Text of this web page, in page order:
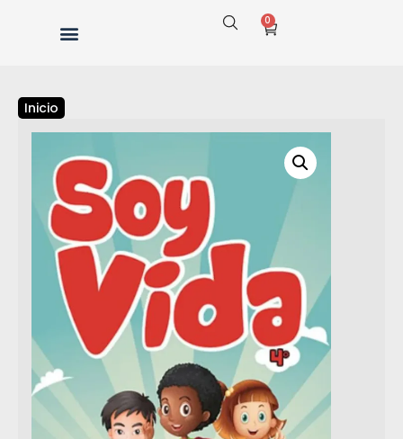
0
Inicio